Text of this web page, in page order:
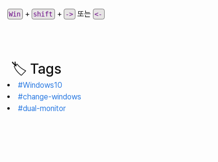
Win + shift + -> 또는<-
🏷️ Tags
#Windows10
#change-windows
#dual-monitor